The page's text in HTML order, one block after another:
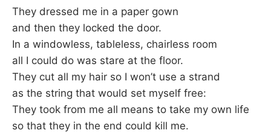
They dressed me in a paper gown
and then they locked the door.
In a windowless, tableless, chairless room
all I could do was stare at the floor.
They cut all my hair so I won’t use a strand
as the string that would set myself free:
They took from me all means to take my own life
so that they in the end could kill me.